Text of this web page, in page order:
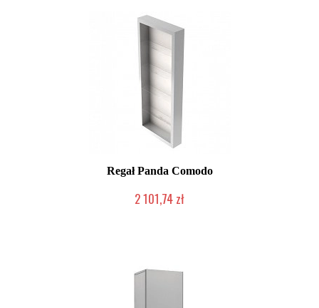
Regał Panda Comodo
2 101,74 zł